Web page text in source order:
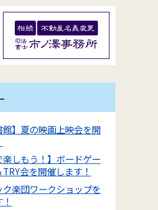
館】夏の映画上映会を開
楽しもう！】ボードゲー
会を開催します！
ク楽団ワークショップを